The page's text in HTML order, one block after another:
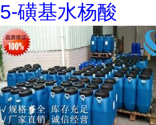
5-磺基水杨酸